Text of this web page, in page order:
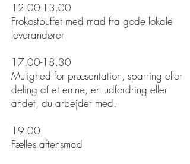
12.00-13.00
Frokostbuffet med mad fra gode lokale
leverandører
17.00-18.30
Mulighed for præsentation, sparring eller
deling af et emne, en udfordring eller
andet, du arbejder med.
19.00
Fælles aftensmad